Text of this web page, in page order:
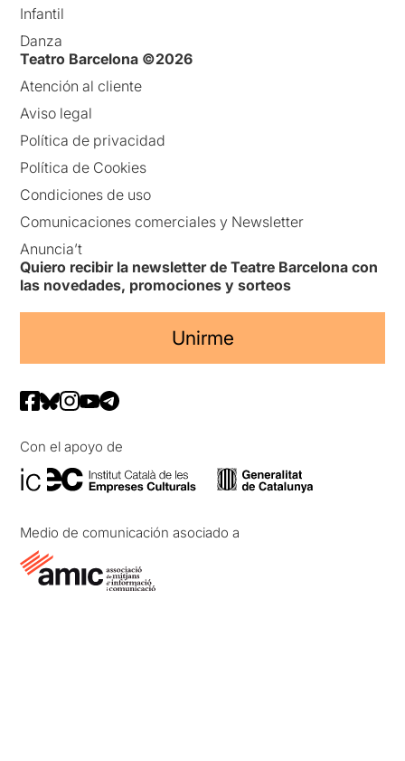
Infantil
Danza
Teatro Barcelona ©2026
Atención al cliente
Aviso legal
Política de privacidad
Política de Cookies
Condiciones de uso
Comunicaciones comerciales y Newsletter
Anuncia’t
Quiero recibir la newsletter de Teatre Barcelona con
las novedades, promociones y sorteos
Unirme
Con el apoyo de
Medio de comunicación asociado a